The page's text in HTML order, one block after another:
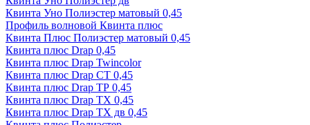
Квинта Уно Полиэстер матовый 0,45
Профиль волновой Квинта плюс
Квинта Плюс Полиэстер матовый 0,45
Квинта плюс Drap 0,45
Квинта плюс Drap Twincolor
Квинта плюс Drap СТ 0,45
Квинта плюс Drap ТР 0,45
Квинта плюс Drap ТХ 0,45
Квинта плюс Drap ТХ дв 0,45